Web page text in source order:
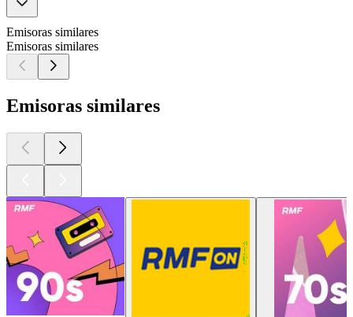
Emisoras similares
Emisoras similares
Emisoras similares